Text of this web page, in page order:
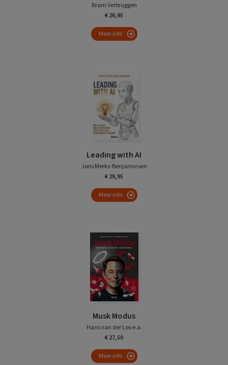
Bram Verbruggen
€ 26,95
Meer info
Leading with AI
Joris Merks-Benjaminsen
€ 29,95
Meer info
Musk Modus
Hans van der Loo e.a.
€ 27,50
Meer info